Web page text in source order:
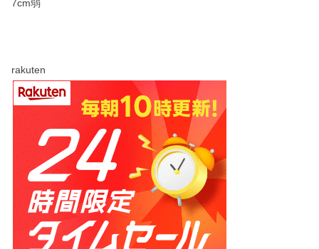
7cm弱
rakuten